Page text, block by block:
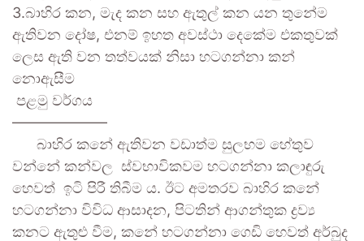
3.බාහිර කන, මැද කන සහ ඇතුල් කන යන තුනේම
ඇතිවන දෝෂ, එනම් ඉහත අවස්ථා දෙකේම එකතුවක්
ලෙස ඇති වන තත්වයක් නිසා හටගන්නා කන්
නොඇසීම
පළමු වර්ගය
——————–
බාහිර කනේ ඇතිවන වඩාත්ම සුලභම හේතුව
වන්නේ කන්වල ස්වභාවිකවම හටගන්නා කලාඳුරු
හෙවත් ඉටි පිරී තිබීම ය. ඊට අමතරව බාහිර කනේ
හටගන්නා විවිධ ආසාදන, පිටතින් ආගන්තුක ද්‍රව්‍ය
කනට ඇතුළු වීම, කනේ හටගන්නා ගෙඩි හෙවත් අර්බුද